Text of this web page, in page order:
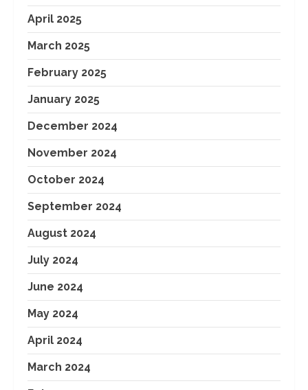
April 2025
March 2025
February 2025
January 2025
December 2024
November 2024
October 2024
September 2024
August 2024
July 2024
June 2024
May 2024
April 2024
March 2024